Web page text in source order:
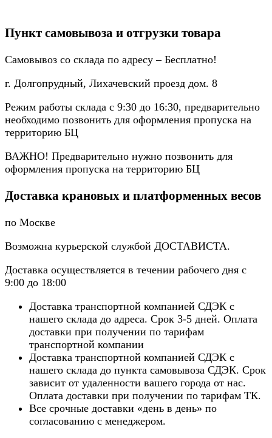
Пункт самовывоза и отгрузки товара
Самовывоз со склада по адресу – Бесплатно!
г. Долгопрудный, Лихачевский проезд дом. 8
Режим работы склада с 9:30 до 16:30, предварительно
необходимо позвонить для оформления пропуска на
территорию БЦ
ВАЖНО! Предварительно нужно позвонить для
оформления пропуска на территорию БЦ
Доставка крановых и платформенных весов
по Москве
Возможна курьерской службой ДОСТАВИСТА.
Доставка осуществляется в течении рабочего дня с
9:00 до 18:00
Доставка транспортной компанией СДЭК с
нашего склада до адреса. Срок 3-5 дней. Оплата
доставки при получении по тарифам
транспортной компании
Доставка транспортной компанией СДЭК с
нашего склада до пункта самовывоза СДЭК. Срок
зависит от удаленности вашего города от нас.
Оплата доставки при получении по тарифам ТК.
Все срочные доставки «день в день» по
согласованию с менеджером.